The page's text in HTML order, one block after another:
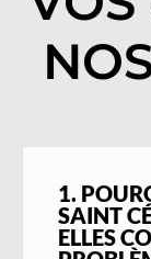
1.
SAINT
ELLES